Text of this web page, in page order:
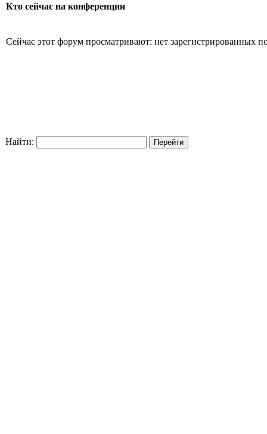
Кто сейчас на конференции
Сейчас этот форум просматривают: нет зарегистрированных
Найти: